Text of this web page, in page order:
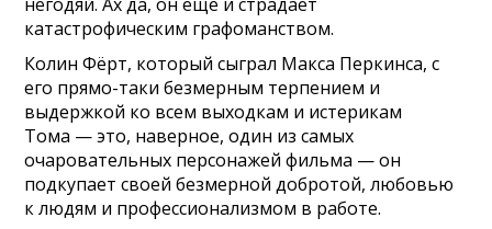
катастрофическим графоманством.
Колин Фёрт, который сыграл Макса Перкинса, с
его прямо-таки безмерным терпением и
выдержкой ко всем выходкам и истерикам
Тома — это, наверное, один из самых
очаровательных персонажей фильма — он
подкупает своей безмерной добротой, любовью
к людям и профессионализмом в работе.